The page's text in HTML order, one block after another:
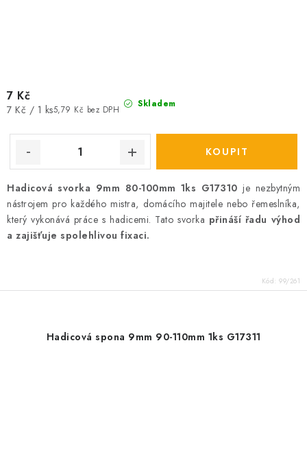
Skladem
5,79 Kč bez DPH
7 Kč
Měrná
7 Kč / 1 ks
Hadicová svorka 9mm 80-100mm 1ks G17310 je nezbytným
nástrojem pro každého mistra, domácího majitele nebo řemeslníka,
který vykonává práce s hadicemi. Tato svorka přináší řadu výhod
a zajišťuje spolehlivou fixaci.
Kód: 99/261
Hadicová spona 9mm 90-110mm 1ks G17311